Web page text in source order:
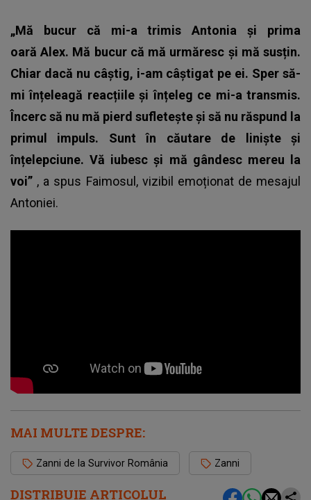
DISTRIBUIE ARTICOLUL
„Mă bucur că mi-a trimis Antonia și prima
oară Alex. Mă bucur că mă urmăresc și mă susțin.
Chiar dacă nu câștig, i-am câștigat pe ei. Sper să-
mi înțeleagă reacțiile și înțeleg ce mi-a transmis.
Încerc să nu mă pierd sufletește și să nu răspund la
primul impuls. Sunt în căutare de liniște și
înțelepciune. Vă iubesc și mă gândesc mereu la
voi” , a spus Faimosul, vizibil emoționat de mesajul
Antoniei.
MAI MULTE DESPRE:
Zanni de la Survivor România Zanni